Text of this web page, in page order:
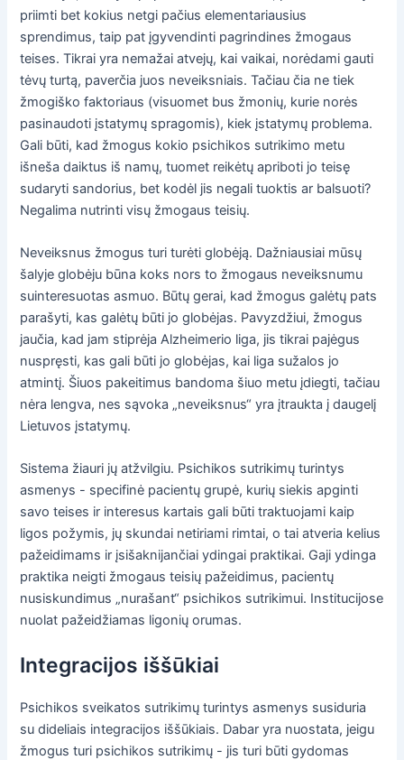
priimti bet kokius netgi pačius elementariausius
sprendimus, taip pat įgyvendinti pagrindines žmogaus
teises. Tikrai yra nemažai atvejų, kai vaikai, norėdami gauti
tėvų turtą, paverčia juos neveiksniais. Tačiau čia ne tiek
žmogiško faktoriaus (visuomet bus žmonių, kurie norės
pasinaudoti įstatymų spragomis), kiek įstatymų problema.
Gali būti, kad žmogus kokio psichikos sutrikimo metu
išneša daiktus iš namų, tuomet reikėtų apriboti jo teisę
sudaryti sandorius, bet kodėl jis negali tuoktis ar balsuoti?
Negalima nutrinti visų žmogaus teisių.
Neveiksnus žmogus turi turėti globėją. Dažniausiai mūsų
šalyje globėju būna koks nors to žmogaus neveiksnumu
suinteresuotas asmuo. Būtų gerai, kad žmogus galėtų pats
parašyti, kas galėtų būti jo globėjas. Pavyzdžiui, žmogus
jaučia, kad jam stiprėja Alzheimerio liga, jis tikrai pajėgus
nuspręsti, kas gali būti jo globėjas, kai liga sužalos jo
atmintį. Šiuos pakeitimus bandoma šiuo metu įdiegti, tačiau
nėra lengva, nes sąvoka „neveiksnus“ yra įtraukta į daugelį
Lietuvos įstatymų.
Sistema žiauri jų atžvilgiu. Psichikos sutrikimų turintys
asmenys - specifinė pacientų grupė, kurių siekis apginti
savo teises ir interesus kartais gali būti traktuojami kaip
ligos požymis, jų skundai netiriami rimtai, o tai atveria kelius
pažeidimams ir įsišaknijančiai ydingai praktikai. Gaji ydinga
praktika neigti žmogaus teisių pažeidimus, pacientų
nusiskundimus „nurašant“ psichikos sutrikimui. Institucijose
nuolat pažeidžiamas ligonių orumas.
Integracijos iššūkiai
Psichikos sveikatos sutrikimų turintys asmenys susiduria
su dideliais integracijos iššūkiais. Dabar yra nuostata, jeigu
žmogus turi psichikos sutrikimų - jis turi būti gydomas